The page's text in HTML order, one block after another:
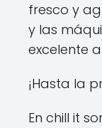
fresco y
y las
excelente
¡Hasta la
En chill it